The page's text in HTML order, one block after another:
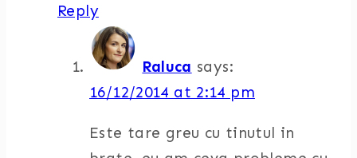
Reply
Raluca says:
16/12/2014 at 2:14 pm
Este tare greu cu tinutul in